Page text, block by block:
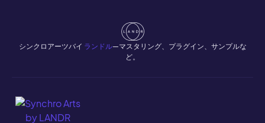
シンクロアーツバイ ランドル—マスタリング、プラグイン、サンプルな
ど。